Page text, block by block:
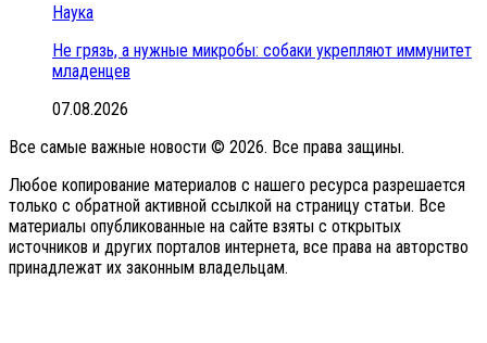
Наука
Не грязь, а нужные микробы: собаки укрепляют иммунитет
младенцев
07.08.2026
Все самые важные новости © 2026. Все права защины.
Любое копирование материалов с нашего ресурса разрешается
только с обратной активной ссылкой на страницу статьи. Все
материалы опубликованные на сайте взяты с открытых
источников и других порталов интернета, все права на авторство
принадлежат их законным владельцам.